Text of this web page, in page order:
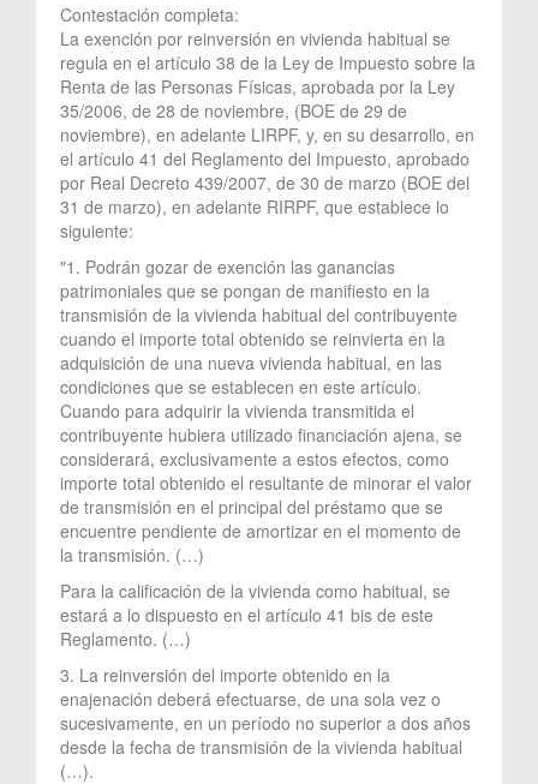
Contestación completa:
La exención por reinversión en vivienda habitual se
regula en el artículo 38 de la Ley de Impuesto sobre la
Renta de las Personas Físicas, aprobada por la Ley
35/2006, de 28 de noviembre, (BOE de 29 de
noviembre), en adelante LIRPF, y, en su desarrollo, en
el artículo 41 del Reglamento del Impuesto, aprobado
por Real Decreto 439/2007, de 30 de marzo (BOE del
31 de marzo), en adelante RIRPF, que establece lo
siguiente:
"1. Podrán gozar de exención las ganancias
patrimoniales que se pongan de manifiesto en la
transmisión de la vivienda habitual del contribuyente
cuando el importe total obtenido se reinvierta en la
adquisición de una nueva vivienda habitual, en las
condiciones que se establecen en este artículo.
Cuando para adquirir la vivienda transmitida el
contribuyente hubiera utilizado financiación ajena, se
considerará, exclusivamente a estos efectos, como
importe total obtenido el resultante de minorar el valor
de transmisión en el principal del préstamo que se
encuentre pendiente de amortizar en el momento de
la transmisión. (…)
Para la calificación de la vivienda como habitual, se
estará a lo dispuesto en el artículo 41 bis de este
Reglamento. (…)
3. La reinversión del importe obtenido en la
enajenación deberá efectuarse, de una sola vez o
sucesivamente, en un período no superior a dos años
desde la fecha de transmisión de la vivienda habitual
(…).